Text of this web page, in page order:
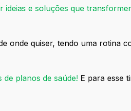
ideias e soluções que
onde quiser, tendo uma rotina
planos de saúde! E para esse